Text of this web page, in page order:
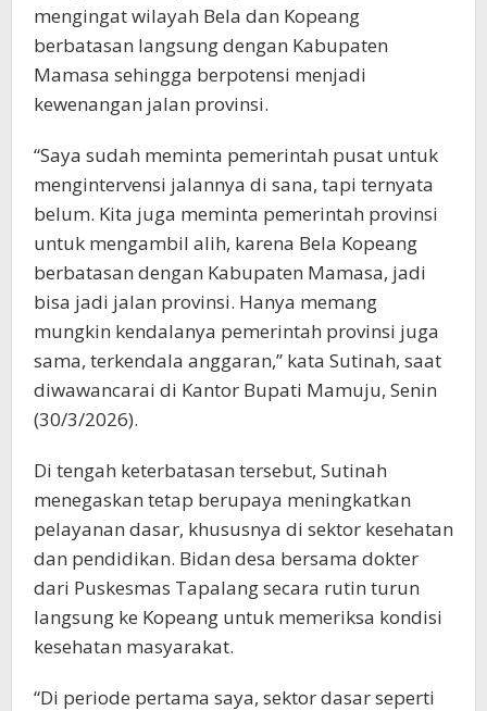
mengingat wilayah Bela dan Kopeang
berbatasan langsung dengan Kabupaten
Mamasa sehingga berpotensi menjadi
kewenangan jalan provinsi.
“Saya sudah meminta pemerintah pusat untuk
mengintervensi jalannya di sana, tapi ternyata
belum. Kita juga meminta pemerintah provinsi
untuk mengambil alih, karena Bela Kopeang
berbatasan dengan Kabupaten Mamasa, jadi
bisa jadi jalan provinsi. Hanya memang
mungkin kendalanya pemerintah provinsi juga
sama, terkendala anggaran,” kata Sutinah, saat
diwawancarai di Kantor Bupati Mamuju, Senin
(30/3/2026).
Di tengah keterbatasan tersebut, Sutinah
menegaskan tetap berupaya meningkatkan
pelayanan dasar, khususnya di sektor kesehatan
dan pendidikan. Bidan desa bersama dokter
dari Puskesmas Tapalang secara rutin turun
langsung ke Kopeang untuk memeriksa kondisi
kesehatan masyarakat.
“Di periode pertama saya, sektor dasar seperti